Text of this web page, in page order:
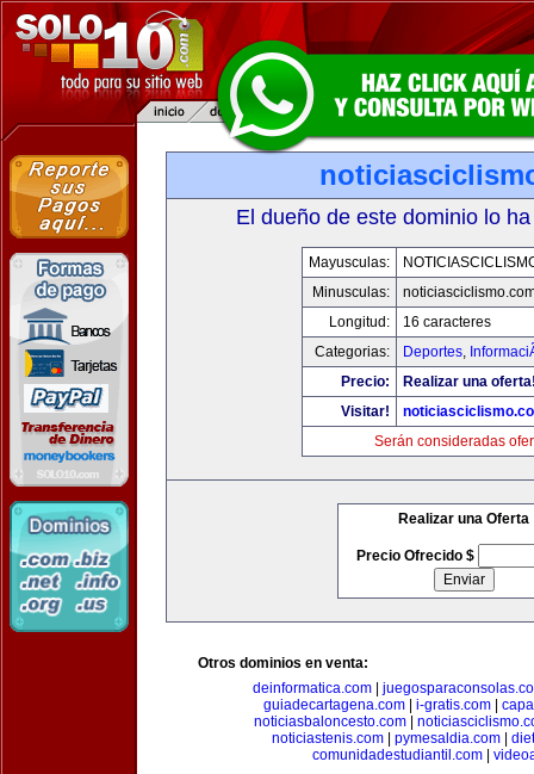
El dueño de este dominio lo
Mayusculas:
Minusculas:
Longitud:
16 caracteres
Categorias:
Deportes,
Precio:
Realizar una
Visitar!
Serán consideradas
Realizar una Oferta
Precio Ofrecido $
Otros dominios en venta:
deinformatica.com
guiadecartagena.com| i-gratis.com|
noticiasbaloncesto.com
noticiastenis.com
pymesaldia.com
comunidadestudiantil.com